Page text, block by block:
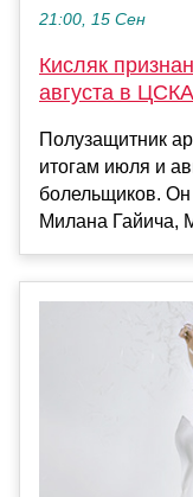
21:00, 15 Сен
Кисляк
августа в
Полузащитник
итогам июля и
болельщиков.
Милана Гайича,